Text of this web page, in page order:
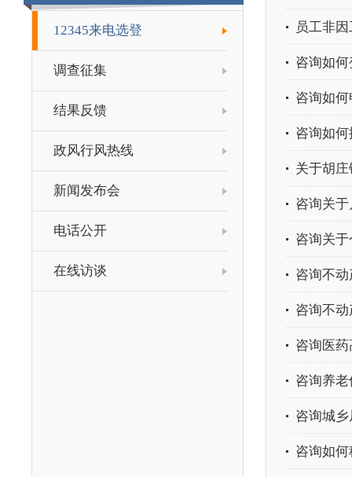
12345来电选登
调查征集
结果反馈
政风行风热线
新闻发布会
电话公开
在线访谈
员工非
咨询如
咨询如
咨询如
关于胡
咨询关
咨询关
咨询不
咨询不
咨询医
咨询养
咨询城
咨询如